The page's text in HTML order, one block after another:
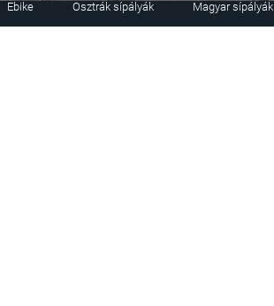
Ebike Osztrák sípályák Magyar sípályák